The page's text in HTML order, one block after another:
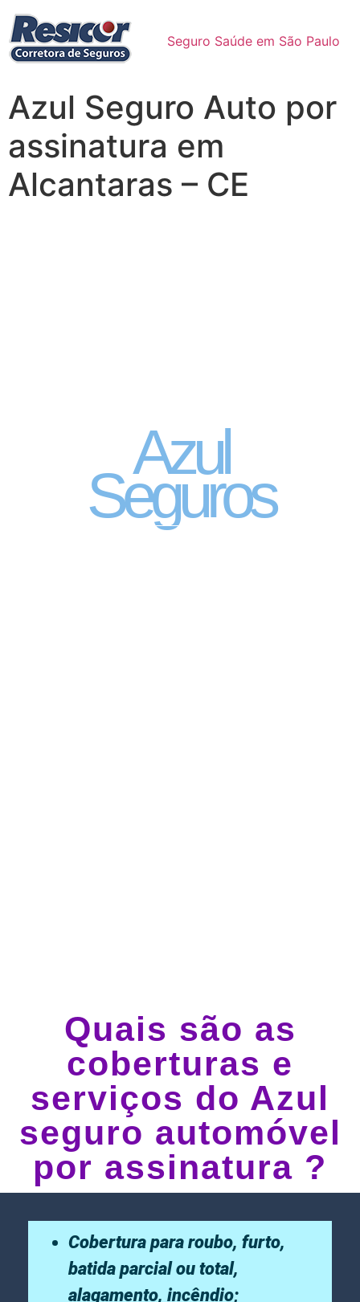
Seguro Saúde em São Paulo
Azul Seguro Auto por
assinatura em
Alcantaras – CE
Azul
Seguros
Quais são as
coberturas e
serviços do Azul
seguro automóvel
por assinatura ?
Cobertura para roubo, furto,
batida parcial ou total,
alagamento, incêndio;